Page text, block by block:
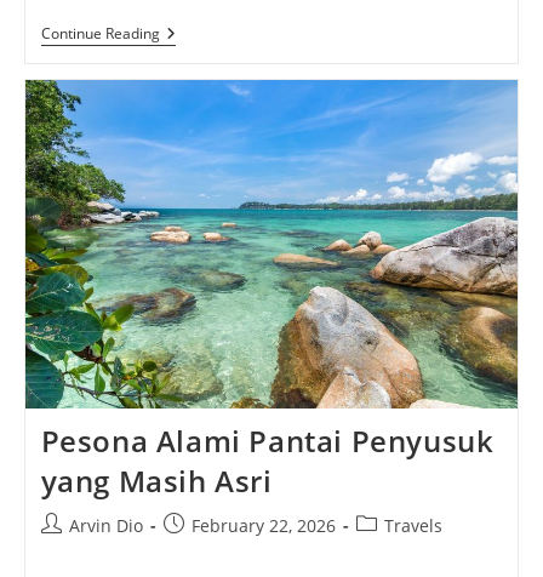
Continue ReadingCounter
Strike
Legendaris
Pesona Alami Pantai Penyusuk
yang Masih Asri
PostArvin Dio
PostFebruary 22, 2026
PostTravels